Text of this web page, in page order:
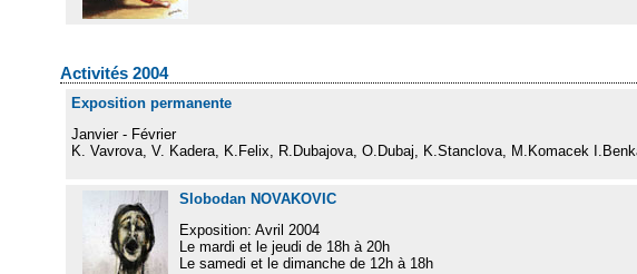
Activités 2004
Exposition permanente
Janvier - Février
K. Vavrova, V. Kadera, K.Felix, R.Dubajova, O.Dubaj, K.Stanclova, M.Komacek
Slobodan NOVAKOVIC
Exposition: Avril 2004
Le mardi et le jeudi de 18h à 20h
Le samedi et le dimanche de 12h à 18h